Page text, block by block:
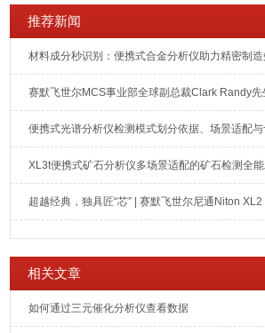
推荐新闻
材料成分秒识别：便携式合金分析仪助力精密制
便携式光谱分析仪检测模式划分依据、场景适配
XL3t便携式矿石分析仪多场景适配的矿石检测全
相关文章
如何通过三元催化分析仪查看数据